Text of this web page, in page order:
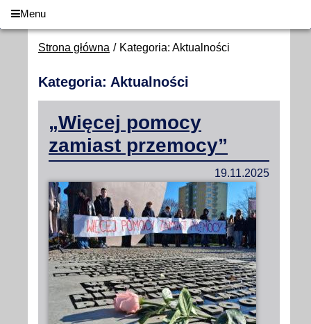
Menu
Strona główna Kategoria: Aktualności
Kategoria: Aktualności
„Więcej pomocy
zamiast przemocy”
19.11.2025